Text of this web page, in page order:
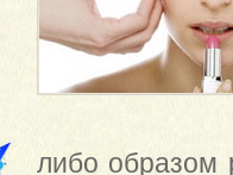
либо образом